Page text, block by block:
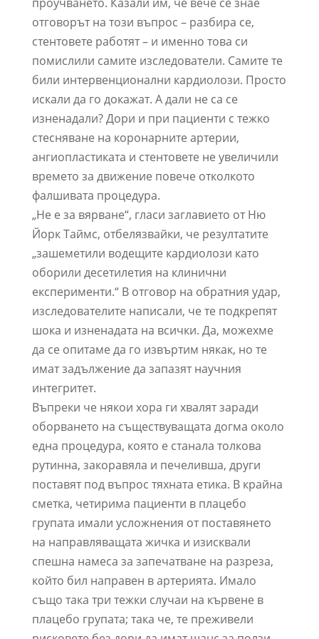
отговорът на този въпрос – разбира се,
стентовете работят – и именно това си
помислили самите изследователи. Самите те
били интервенционални кардиолози. Просто
искали да го докажат. А дали не са се
изненадали? Дори и при пациенти с тежко
стесняване на коронарните артерии,
ангиопластиката и стентовете не увеличили
времето за движение повече отколкото
фалшивата процедура.
„Не е за вярване“, гласи заглавието от Ню
Йорк Таймс, отбелязвайки, че резултатите
„зашеметили водещите кардиолози като
оборили десетилетия на клинични
експерименти.“ В отговор на обратния удар,
изследователите написали, че те подкрепят
шока и изненадата на всички. Да, можехме
да се опитаме да го извъртим някак, но те
имат задължение да запазят научния
интегритет.
Въпреки че някои хора ги хвалят заради
оборването на съществуващата догма около
една процедура, която е станала толкова
рутинна, закоравяла и печеливша, други
поставят под въпрос тяхната етика. В крайна
сметка, четирима пациенти в плацебо
групата имали усложнения от поставянето
на направляващата жичка и изисквали
спешна намеса за запечатване на разреза,
който бил направен в артерията. Имало
също така три тежки случаи на кървене в
плацебо групата; така че, те преживели